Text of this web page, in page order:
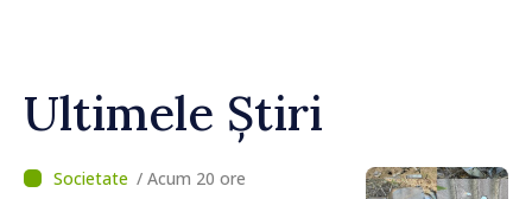
Ultimele Știri
/ Acum 20 ore